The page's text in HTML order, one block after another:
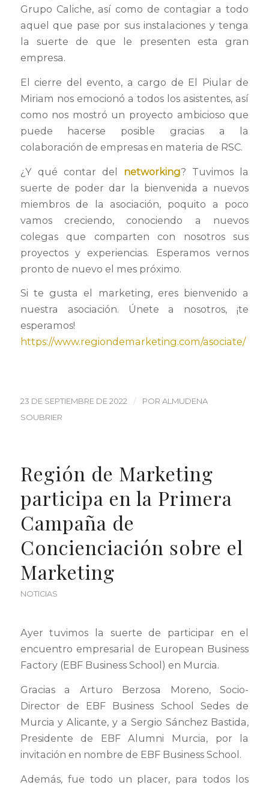
Grupo Caliche, así como de contagiar a todo
aquel que pase por sus instalaciones y tenga
la suerte de que le presenten esta gran
empresa.
El cierre del evento, a cargo de El Piular de
Miriam nos emocionó a todos los asistentes, así
como nos mostró un proyecto ambicioso que
puede hacerse posible gracias a la
colaboración de empresas en materia de RSC.
¿Y qué contar del networking? Tuvimos la
suerte de poder dar la bienvenida a nuevos
miembros de la asociación, poquito a poco
vamos creciendo, conociendo a nuevos
colegas que comparten con nosotros sus
proyectos y experiencias. Esperamos vernos
pronto de nuevo el mes próximo.
Si te gusta el marketing, eres bienvenido a
nuestra asociación. Únete a nosotros, ¡te
esperamos!
https://www.regiondemarketing.com/asociate/
23 DE SEPTIEMBRE DE 2022 / POR ALMUDENA
SOUBRIER
Región de Marketing
participa en la Primera
Campaña de
Concienciación sobre el
Marketing
NOTICIAS
Ayer tuvimos la suerte de participar en el
encuentro empresarial de European Business
Factory (EBF Business School) en Murcia.
Gracias a Arturo Berzosa Moreno, Socio-
Director de EBF Business School Sedes de
Murcia y Alicante, y a Sergio Sánchez Bastida,
Presidente de EBF Alumni Murcia, por la
invitación en nombre de EBF Business School.
Además, fue todo un placer, para todos los